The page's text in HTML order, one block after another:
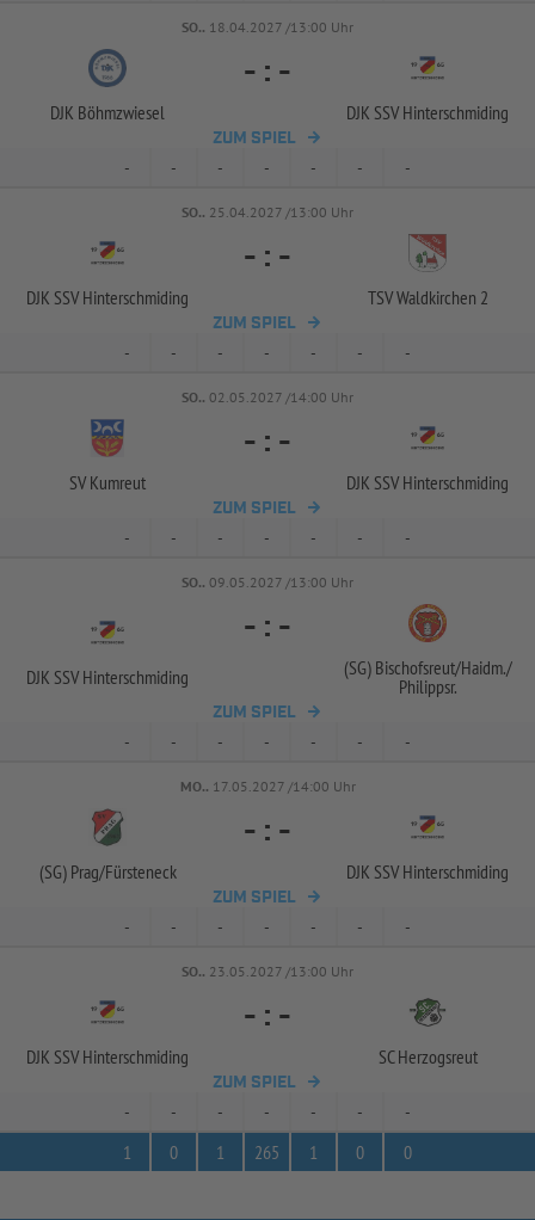
SO.. 18.04.2027 /13:00 Uhr
DJK Böhmzwiesel
- : -
DJK SSV Hinterschmiding
ZUM SPIEL
- - - - - - -
SO.. 25.04.2027 /13:00 Uhr
DJK SSV Hinterschmiding
- : -
TSV Waldkirchen 2
ZUM SPIEL
- - - - - - -
SO.. 02.05.2027 /14:00 Uhr
SV Kumreut
- : -
DJK SSV Hinterschmiding
ZUM SPIEL
- - - - - - -
SO.. 09.05.2027 /13:00 Uhr
DJK SSV Hinterschmiding
- : -
(SG) Bischofsreut/Haidm./
Philippsr.
ZUM SPIEL
- - - - - - -
MO.. 17.05.2027 /14:00 Uhr
(SG) Prag/Fürsteneck
- : -
DJK SSV Hinterschmiding
ZUM SPIEL
- - - - - - -
SO.. 23.05.2027 /13:00 Uhr
DJK SSV Hinterschmiding
- : -
SC Herzogsreut
ZUM SPIEL
- - - - - -
-
1
0 1 265 1 0 0